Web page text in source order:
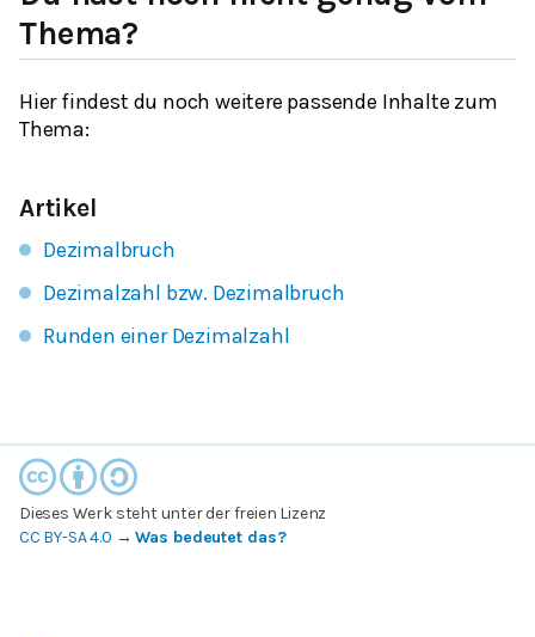
Thema?
Hier findest du noch weitere passende Inhalte zum
Thema:
Artikel
Dezimalbruch
Dezimalzahl bzw. Dezimalbruch
Runden einer Dezimalzahl
Dieses Werk steht unter der freien Lizenz
CC BY-SA 4.0 →Was bedeutet das?